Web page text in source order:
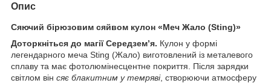
Опис
Сяючий бірюзовим сяйвом кулон «Меч Жало (Sting)»
Доторкніться до магії Середзем’я. Кулон у формі
легендарного меча Sting (Жало) виготовлений із металевого
сплаву та має фотолюмінесцентне покриття. Після зарядки
світлом він сяє блакитним у темряві, створюючи атмосферу